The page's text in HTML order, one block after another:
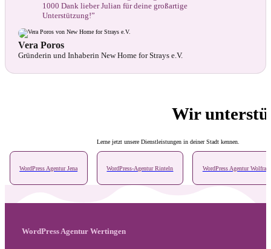
1000 Dank lieber Julian für deine großartige
Unterstützung!”
Vera Poros
Gründerin und Inhaberin New Home for Strays e.V.
Wir
Lerne jetzt unsere Dienstleistungen in deiner Stadt kennen.
WordPress Agentur Jena WordPress-Agentur Rinteln WordPress Agentur
WordPress Agentur Wertingen